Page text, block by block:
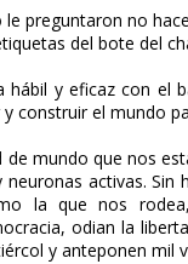
preguntaron no
del bote del
y eficaz con el
construir el mundo
mundo que nos
activas.
la que nos
odian la
y anteponen mil